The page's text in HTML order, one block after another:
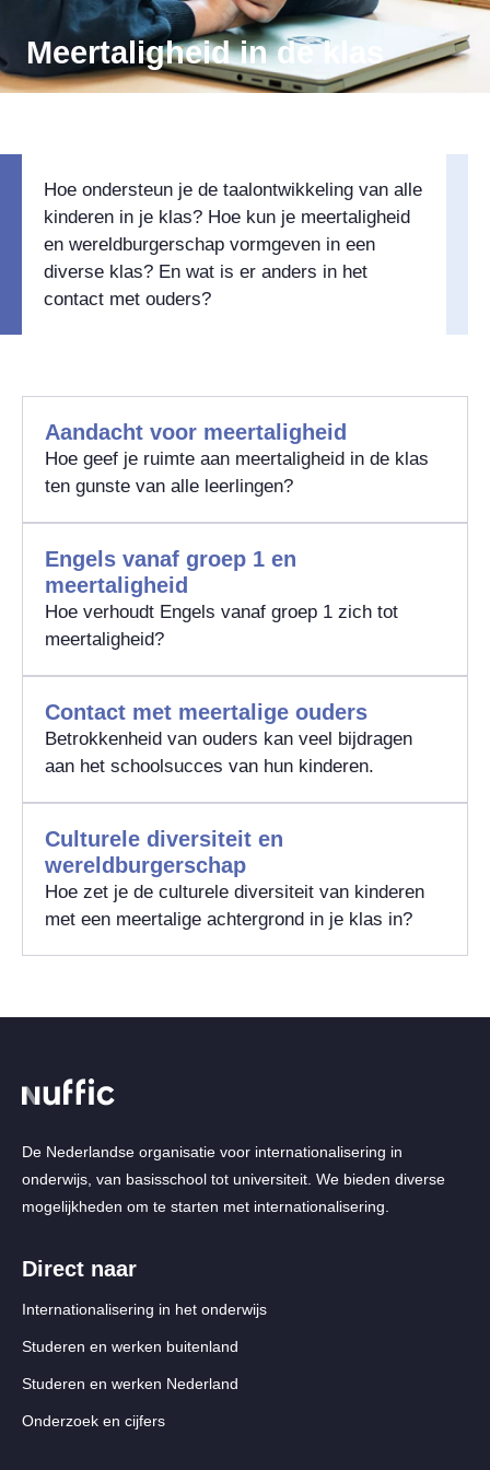
Meertaligheid in de klas
Hoe ondersteun je de taalontwikkeling van alle
kinderen in je klas? Hoe kun je meertaligheid
en wereldburgerschap vormgeven in een
diverse klas? En wat is er anders in het
contact met ouders?
Aandacht voor meertaligheid
Hoe geef je ruimte aan meertaligheid in de klas
ten gunste van alle leerlingen?
Engels vanaf groep 1 en
meertaligheid
Hoe verhoudt Engels vanaf groep 1 zich tot
meertaligheid?
Contact met meertalige ouders
Betrokkenheid van ouders kan veel bijdragen
aan het schoolsucces van hun kinderen.
Culturele diversiteit en
wereldburgerschap
Hoe zet je de culturele diversiteit van kinderen
met een meertalige achtergrond in je klas in?
De Nederlandse organisatie voor internationalisering in
onderwijs, van basisschool tot universiteit. We bieden diverse
mogelijkheden om te starten met internationalisering.
Direct naar
Internationalisering in het onderwijs
Studeren en werken buitenland
Studeren en werken Nederland
Onderzoek en cijfers